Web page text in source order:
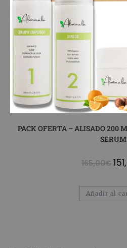
PACK OFERTA – ALISADO 200
SERUM
165,00€
Añadir al